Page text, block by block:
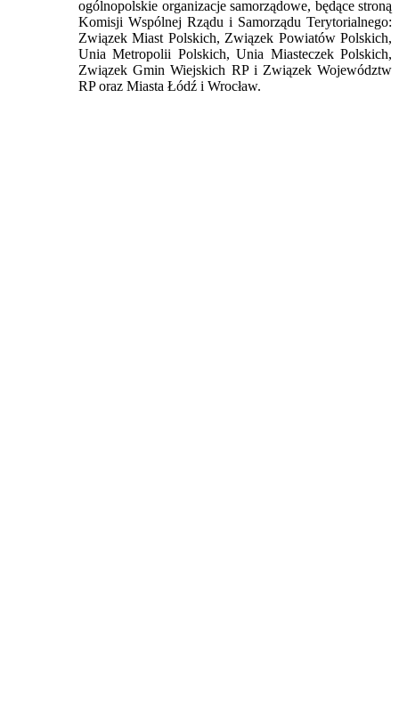
ogólnopolskie organizacje samorządowe, będące stroną
Komisji Wspólnej Rządu i Samorządu Terytorialnego:
Związek Miast Polskich, Związek Powiatów Polskich,
Unia Metropolii Polskich, Unia Miasteczek Polskich,
Związek Gmin Wiejskich RP i Związek Województw
RP oraz Miasta Łódź i Wrocław.